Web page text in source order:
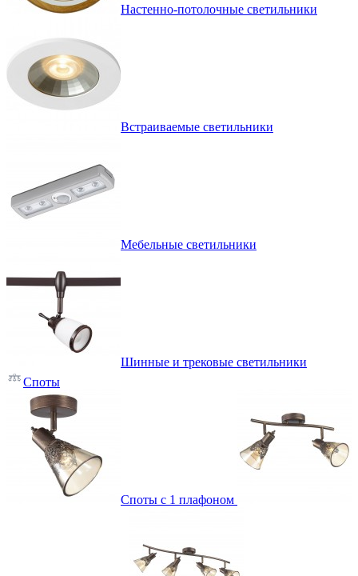
Настенно-потолочные светильники
Встраиваемые светильники
Мебельные светильники
Шинные и трековые светильники
Споты
Споты с 1 плафоном